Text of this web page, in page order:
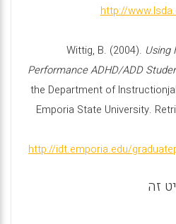
http://
Wittig, B. (2004). Using
Performance ADHD/ADD
the Department of
Emporia State University.
http://idt.emporia.edu/
זה